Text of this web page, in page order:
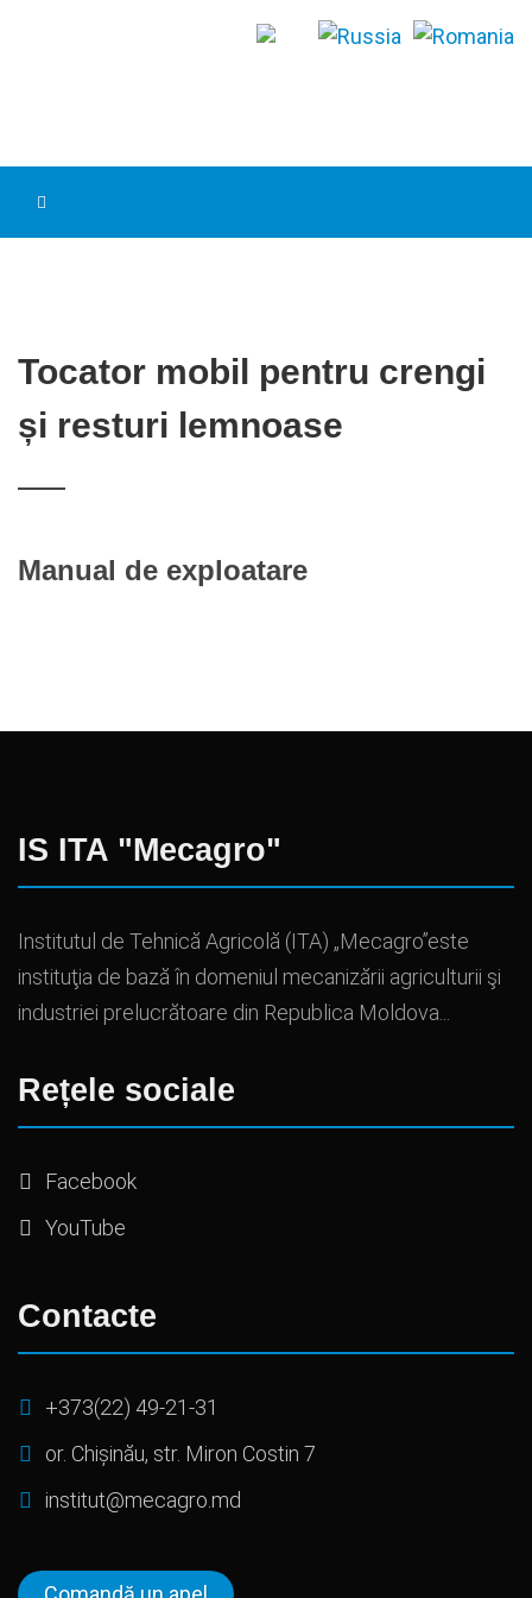
Tocator mobil pentru crengi
și resturi lemnoase
Manual de exploatare
IS ITA "Mecagro"
Institutul de Tehnică Agricolă (ITA) „Mecagro”este
instituţia de bază în domeniul mecanizării agriculturii şi
industriei prelucrătoare din Republica Moldova...
Rețele sociale
Facebook
YouTube
Contacte
+373(22) 49-21-31
or. Chișinău, str. Miron Costin 7
institut@mecagro.md